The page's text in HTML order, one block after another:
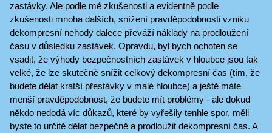
zastávky. Ale podle mé zkušenosti a evidentně podle
zkušenosti mnoha dalších, snížení pravděpodobnosti vzniku
dekompresní nehody dalece převáží náklady na prodloužení
času v důsledku zastávek. Opravdu, byl bych ochoten se
vsadit, že výhody bezpečnostních zastávek v hloubce jsou tak
velké, že lze skutečně snížit celkový dekompresní čas (tím, že
budete dělat kratší přestávky v malé hloubce) a ještě máte
menší pravděpodobnost, že budete mít problémy - ale dokud
někdo nedodá víc důkazů, které by vyřešily tenhle spor, měli
byste to určitě dělat bezpečně a prodloužit dekompresní čas. A